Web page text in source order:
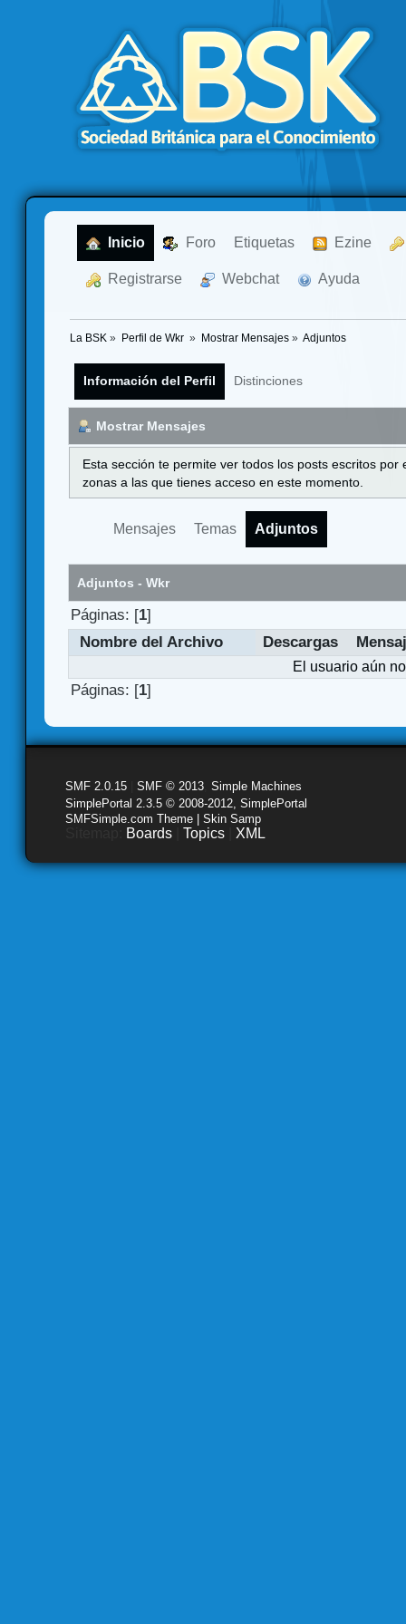
Inicio Foro Etiquetas Ezine
Registrarse Webchat Ayuda
La BSK » Perfil de Wkr » Mostrar Mensajes» Adjuntos
Información del Perfil Distinciones
Mostrar Mensajes
Esta sección te permite ver todos los posts escritos
zonas a las que tienes acceso en este momento.
Mensajes Temas Adjuntos
Adjuntos - Wkr
Páginas: [1]
Nombre del Archivo
Descargas
El usuario aún
Páginas: [1]
SMF 2.0.15 SMF © 2013 Simple Machines
SimplePortal 2.3.5 © 2008-2012, SimplePortal
SMFSimple.com Theme | Skin Samp
Boards Topics XML